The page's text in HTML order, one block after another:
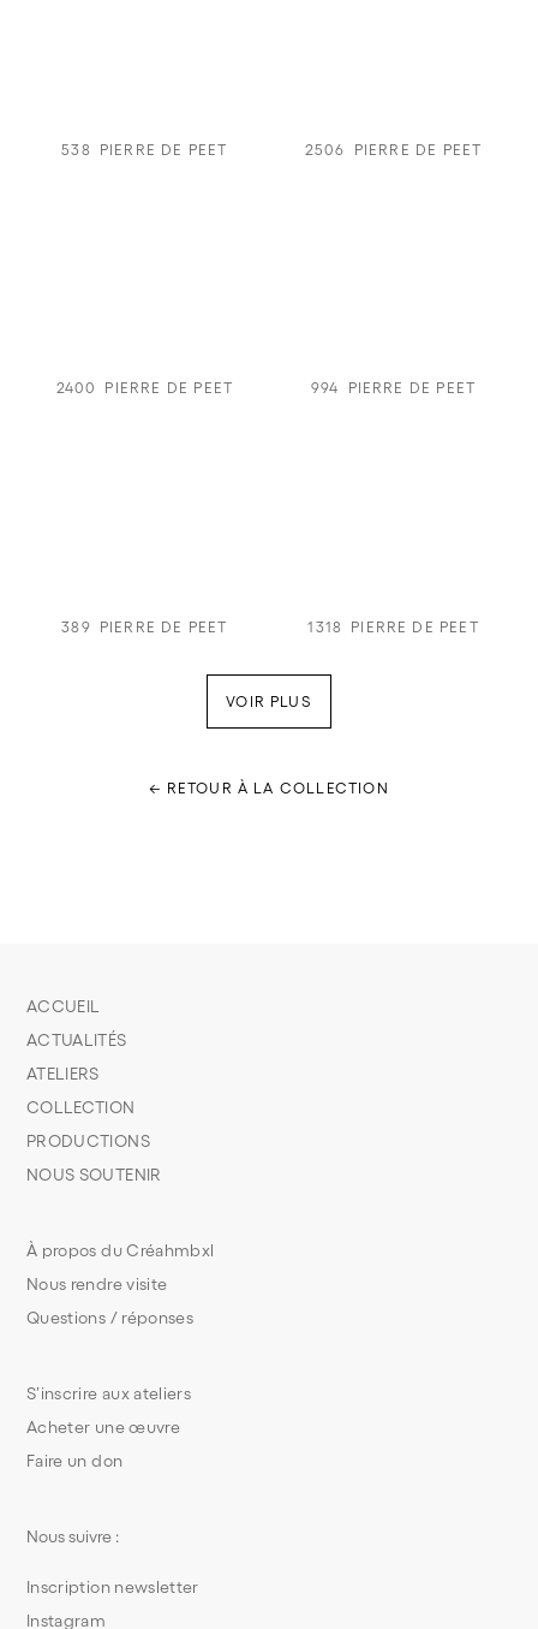
538 PIERRE DE PEET 2506 PIERRE DE PEET
2400 PIERRE DE PEET 994 PIERRE DE PEET
389 PIERRE DE PEET 1318 PIERRE DE PEET
VOIR PLUS
← RETOUR À LA COLLECTION
S’inscrire aux ateliers
Acheter une œuvre
Faire un don
À propos du Créahmbxl
Nous rendre visite
Questions / réponses
ACCUEIL
ACTUALITÉS
ATELIERS
COLLECTION
PRODUCTIONS
NOUS SOUTENIR
Nous suivre :
Inscription newsletter
Instagram